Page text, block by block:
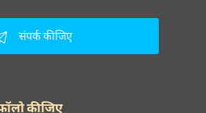
संपर्क कीजिए
कीजिए